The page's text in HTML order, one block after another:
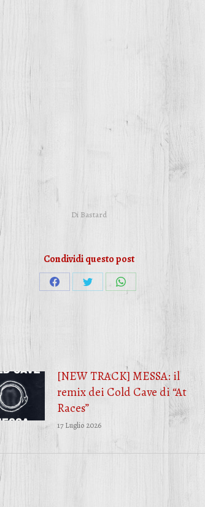
Di Bastard
Condividi questo post
CondividiCondividiCondividi
[NEW TRACK] MESSA: il
remix dei Cold Cave di “At
Races”
17 Luglio 2026